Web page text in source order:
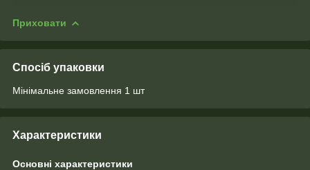
Приховати
Спосіб упаковки
Мінімальне замовлення 1 шт
Характеристики
Основні характеристики